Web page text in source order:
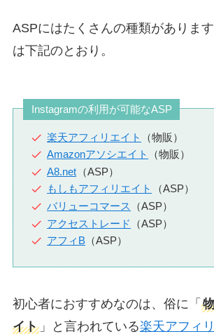
ASPにはたくさんの種類がありま
は下記のとおり。
Instagramの利用が可能なASP
楽天アフィリエイト
（物販）
Amazonアソシエイト
（物販）
A8.net （ASP）
もしもアフィリエイト
（ASP）
バリューコマース
（ASP）
アクセストレード
（ASP）
アフィB （ASP）
初心者におすすめなのは、俗に「
イト」と言われている楽天アフィ